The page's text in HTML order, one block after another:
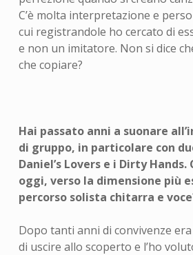
C’è molta interpretazione e
cui registrandole ho cercato di
e non un imitatore. Non si dice
che copiare?
Hai passato anni a suonare
di gruppo, in particolare con
Daniel’s Lovers e i Dirty
oggi, verso la dimensione più
percorso solista chitarra e
Dopo tanti anni di convivenze
di uscire allo scoperto e l’ho